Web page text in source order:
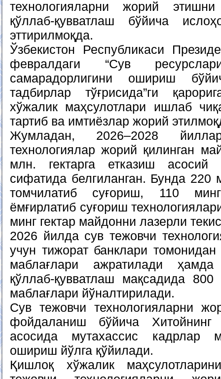
технологияларни жорий
қўллаб-қувватлаш бўйича
эттирилмоқда.
Ўзбекистон Республикаси
февралдаги “Сув
самарадорлигини ошириш
тадбирлар тўғрисида”ги
хўжалик маҳсулотлари ишлаб
тартиб ва имтиёзлар жорий
Жумладан, 2026–2028
технологиялар жорий қилинган
млн. гектарга етказиш асосий
сифатида белгиланган. Бунда 220
томчилатиб суғориш, 110
ёмғирлатиб суғориш
минг гектар майдонни лазерли
2026 йилда сув тежовчи
учун тижорат банклари
маблағлари ажратилади
қўллаб-қувватлаш мақсадида
маблағлари йўналтирилади.
Сув тежовчи технологияларни
фойдаланиш бўйича
асосида мутахассис кадрлар
ошириш йўлга қўйилади.
Қишлоқ хўжалик